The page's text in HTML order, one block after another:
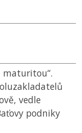
maturitou“.
vedle
podniky